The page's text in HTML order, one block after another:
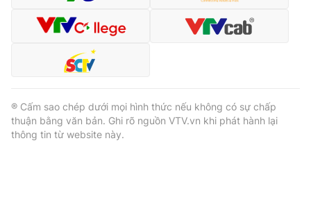
® Cấm sao chép dưới mọi hình thức nếu không có sự chấp
thuận bằng văn bản. Ghi rõ nguồn VTV.vn khi phát hành lại
thông tin từ website này.